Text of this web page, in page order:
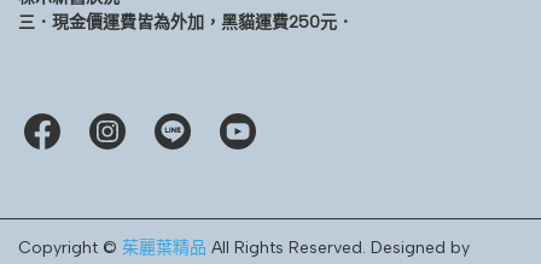
三．現金價運費皆為外加，黑貓運費250元．
Copyright © 茱麗葉精品 All Rights Reserved. Designed by